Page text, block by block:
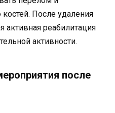
После удаления
активная реабилитация
активности.
после